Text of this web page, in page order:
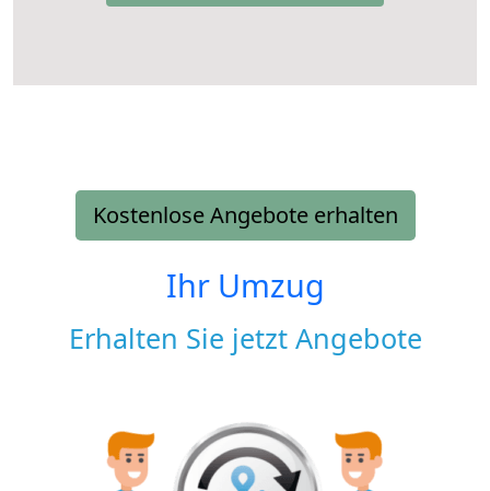
Kostenlose Angebote erhalten
Ihr Umzug
Erhalten Sie jetzt Angebote